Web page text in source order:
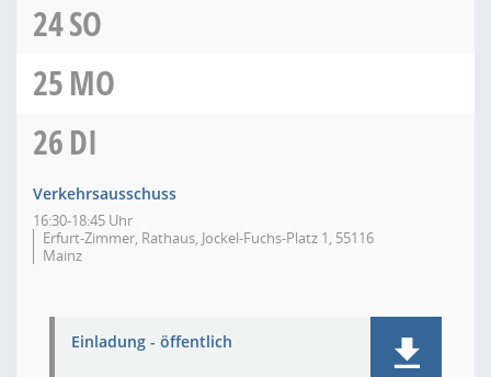
24SO
25MO
26DI
Verkehrsausschuss
16:30-18:45 Uhr
Erfurt-Zimmer, Rathaus, Jockel-Fuchs-Platz 1, 55116
Mainz
Einladung - öffentlich